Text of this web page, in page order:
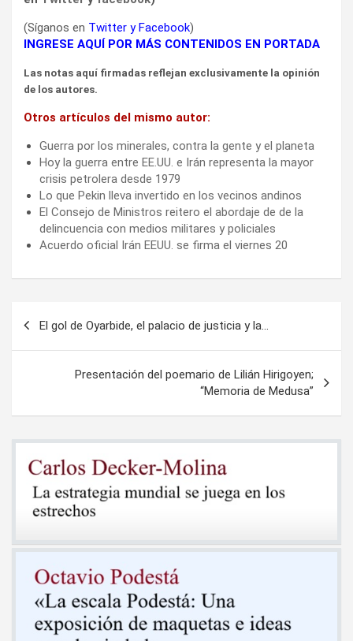
(Síganos en Twitter yFacebook)
INGRESE AQUÍ POR MÁS CONTENIDOS EN PORTADA
Las notas aquí firmadas reflejan exclusivamente la opinión
de los autores.
Otros artículos del mismo autor:
Guerra por los minerales, contra la gente y el planeta
Hoy la guerra entre EE.UU. e Irán representa la mayor
crisis petrolera desde 1979
Lo que Pekin lleva invertido en los vecinos andinos
El Consejo de Ministros reitero el abordaje de de la
delincuencia con medios militares y policiales
Acuerdo oficial Irán EEUU. se firma el viernes 20
entradas
El gol de Oyarbide, el palacio de justicia y la…
Presentación del poemario de Lilián Hirigoyen;
“Memoria de Medusa”